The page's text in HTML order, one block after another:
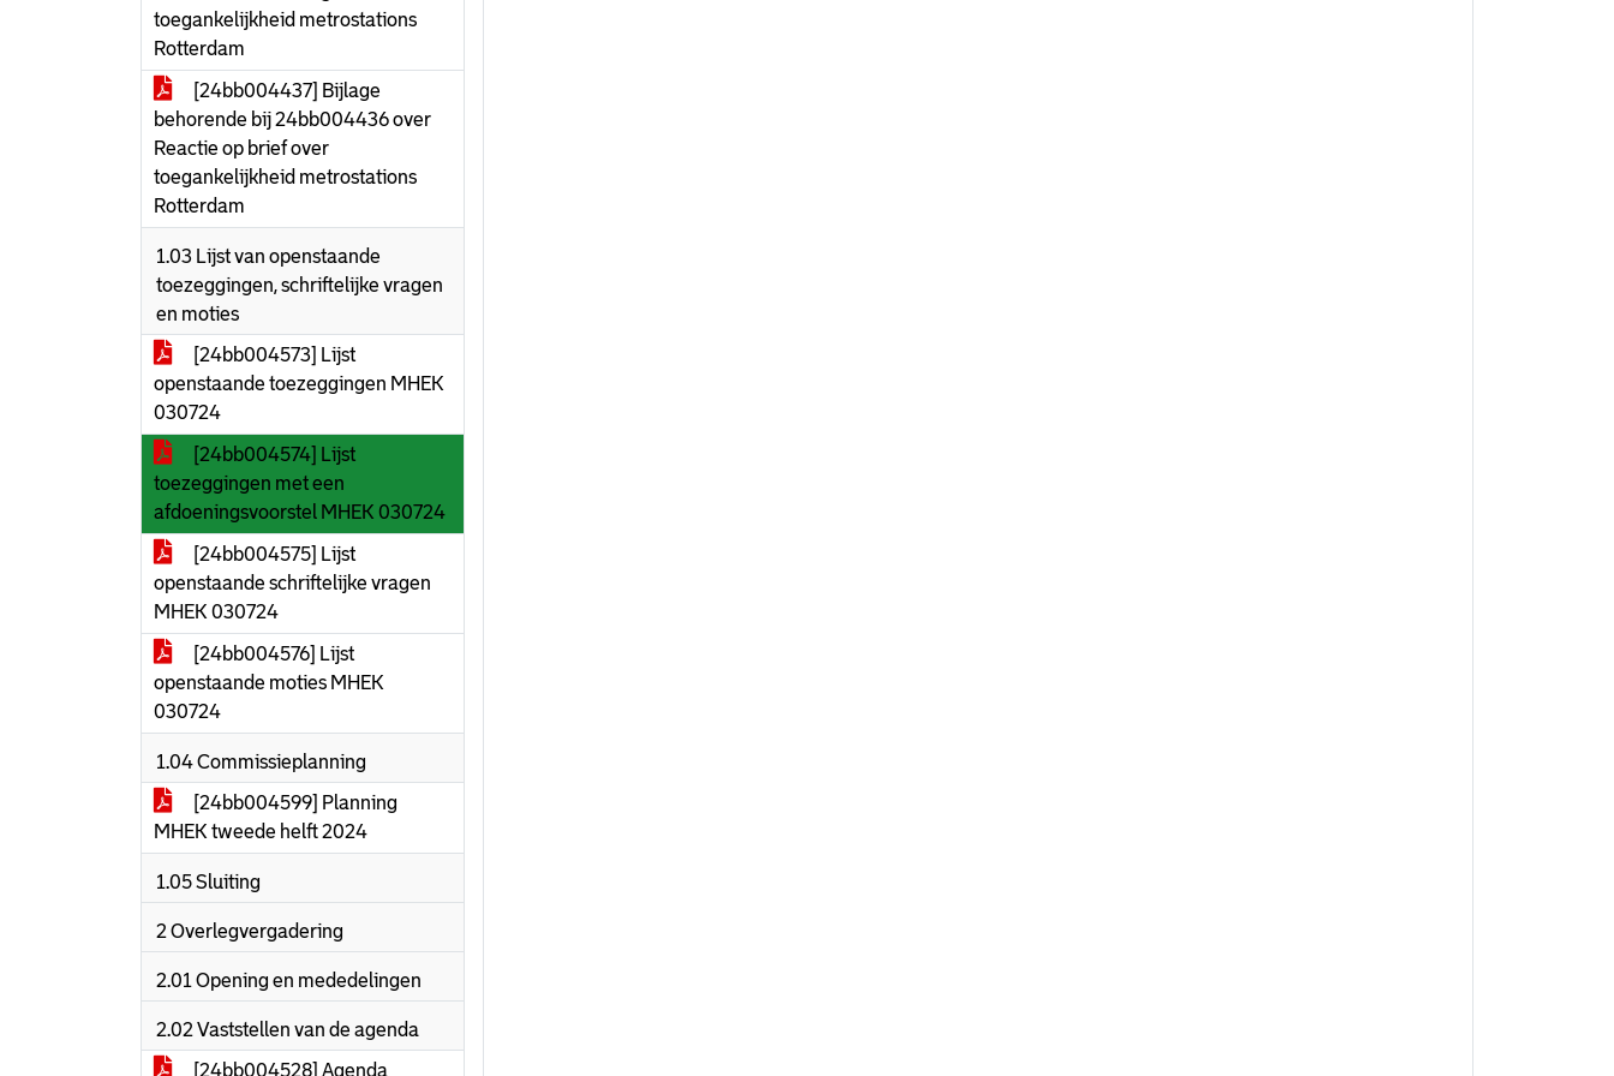
toegankelijkheid metrostations
Rotterdam
[24bb004437] Bijlage
behorende bij 24bb004436 over
Reactie op brief over
toegankelijkheid metrostations
Rotterdam
1.03 Lijst van openstaande
toezeggingen, schriftelijke vragen
en moties
[24bb004573] Lijst
openstaande toezeggingen MHEK
030724
[24bb004574] Lijst
toezeggingen met een
afdoeningsvoorstel MHEK 030724
[24bb004575] Lijst
openstaande schriftelijke vragen
MHEK 030724
[24bb004576] Lijst
openstaande moties MHEK
030724
1.04 Commissieplanning
[24bb004599] Planning
MHEK tweede helft 2024
1.05 Sluiting
2 Overlegvergadering
2.01 Opening en mededelingen
2.02 Vaststellen van de agenda
[24bb004528] Agenda